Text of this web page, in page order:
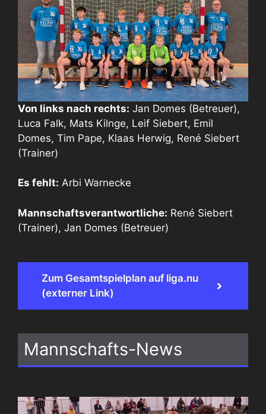
Von links nach rechts: Jan Domes (Betreuer),
Luca Falk, Mats Kilnge, Leif Siebert, Emil
Domes, Tim Pape, Klaas Herwig, René Siebert
(Trainer)
Es fehlt: Arbi Warnecke
Mannschaftsverantwortliche: René Siebert
(Trainer), Jan Domes (Betreuer)
Zum Gesamtspielplan auf liga.nu
(externer Link)
Mannschafts-News